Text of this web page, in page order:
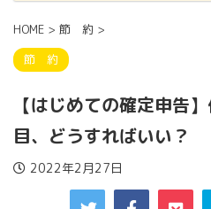
HOME > 節 約 >
節 約
【はじめての確定申告
目、どうすればいい？
2022年2月27日